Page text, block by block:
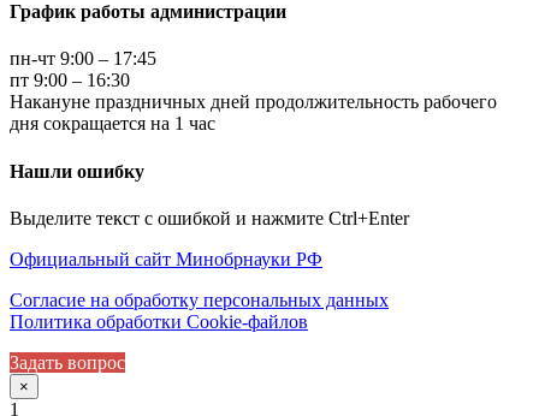
График работы администрации
пн-чт 9:00 – 17:45
пт 9:00 – 16:30
Накануне праздничных дней продолжительность рабочего
дня сокращается на 1 час
Нашли ошибку
Выделите текст с ошибкой и нажмите Ctrl+Enter
Официальный сайт Минобрнауки РФ
Согласие на обработку персональных данных
Политика обработки Cookie-файлов
Задать вопрос
×
1